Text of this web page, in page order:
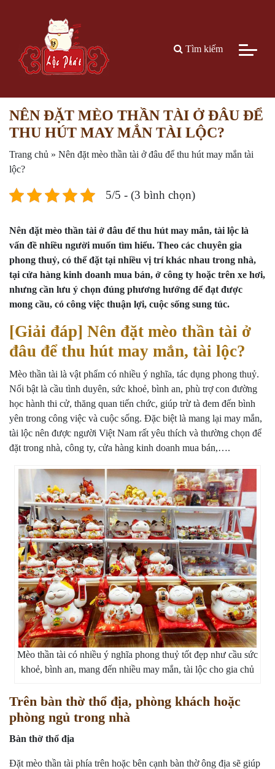
Tìm kiếm
NÊN ĐẶT MÈO THẦN TÀI Ở ĐÂU ĐỂ
THU HÚT MAY MẮN TÀI LỘC?
Trang chủ » Nên đặt mèo thần tài ở đâu để thu hút may mắn tài
lộc?
5/5 - (3 bình chọn)
Nên đặt mèo thần tài ở đâu để thu hút may mắn, tài lộc là
vấn đề nhiều người muốn tìm hiểu. Theo các chuyên gia
phong thuỷ, có thể đặt tại nhiều vị trí khác nhau trong nhà,
tại cửa hàng kinh doanh mua bán, ở công ty hoặc trên xe hơi,
nhưng cần lưu ý chọn đúng phương hướng để đạt được
mong cầu, có công việc thuận lợi, cuộc sống sung túc.
[Giải đáp] Nên đặt mèo thần tài ở
đâu để thu hút may mắn, tài lộc?
Mèo thần tài là vật phẩm có nhiều ý nghĩa, tác dụng phong thuỷ.
Nổi bật là cầu tình duyên, sức khoẻ, bình an, phù trợ con đường
học hành thi cử, thăng quan tiến chức, giúp trừ tà đem đến bình
yên trong công việc và cuộc sống. Đặc biệt là mang lại may mắn,
tài lộc nên được người Việt Nam rất yêu thích và thường chọn để
đặt trong nhà, công ty, cửa hàng kinh doanh mua bán,….
Mèo thần tài có nhiều ý nghĩa phong thuỷ tốt đẹp như cầu sức
khoẻ, bình an, mang đến nhiều may mắn, tài lộc cho gia chủ
Trên bàn thờ thổ địa, phòng khách hoặc
phòng ngủ trong nhà
Bàn thờ thổ địa
Đặt mèo thần tài phía trên hoặc bên cạnh bàn thờ ông địa sẽ giúp